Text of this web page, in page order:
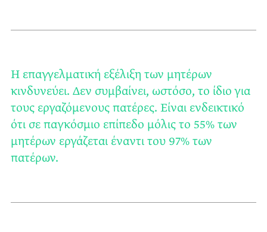
Η επαγγελματική εξέλιξη των μητέρων
κινδυνεύει. Δεν συμβαίνει, ωστόσο, το ίδιο για
τους εργαζόμενους πατέρες. Είναι ενδεικτικό
ότι σε παγκόσμιο επίπεδο μόλις το 55% των
μητέρων εργάζεται έναντι του 97% των
πατέρων.